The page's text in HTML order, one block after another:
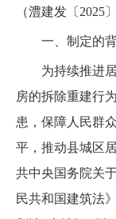
（澧建发〔2025
一、制定的
为持续推进
房的拆除重建行
患，保障人民群
平，推动县城区
共中央国务院关
民共和国建筑法